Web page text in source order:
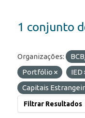
1 conjunto
Organizações:
Portfólio
IED
Capitais
Filtrar Resultados